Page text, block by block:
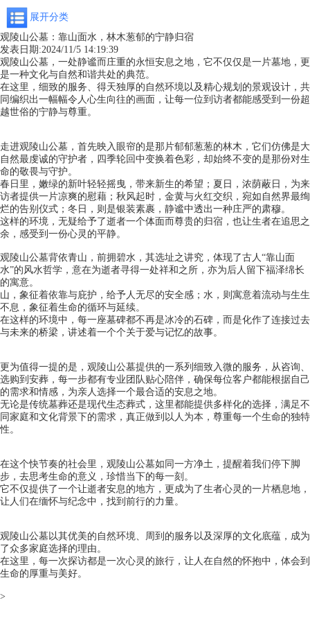
展开分类
观陵山公墓：靠山面水，林木葱郁的宁静归宿
发表日期:2024/11/5 14:19:39
观陵山公墓，一处静谧而庄重的永恒安息之地，它不仅仅是一片墓地，更
是一种文化与自然和谐共处的典范。
在这里，细致的服务、得天独厚的自然环境以及精心规划的景观设计，共
同编织出一幅幅令人心生向往的画面，让每一位到访者都能感受到一份超
越世俗的宁静与尊重。
走进观陵山公墓 ，首先映入眼帘的是那片郁郁葱葱的林木，它们仿佛是大
自然最虔诚的守护者，四季轮回中变换着色彩，却始终不变的是那份对生
命的敬畏与守护。
春日里，嫩绿的新叶轻轻摇曳，带来新生的希望；夏日，浓荫蔽日，为来
访者提供一片凉爽的慰藉；秋风起时，金黄与火红交织，宛如自然界最绚
烂的告别仪式；冬日，则是银装素裹，静谧中透出一种庄严的肃穆。
这样的环境，无疑给予了逝者一个体面而尊贵的归宿，也让生者在追思之
余，感受到一份心灵的平静。
观陵山公墓背依青山，前拥碧水，其选址之讲究，体现了古人“靠山面
水”的风水哲学，意在为逝者寻得一处祥和之所，亦为后人留下福泽绵长
的寓意。
山，象征着依靠与庇护，给予人无尽的安全感；水，则寓意着流动与生生
不息，象征着生命的循环与延续。
在这样的环境中，每一座墓碑都不再是冰冷的石碑，而是化作了连接过去
与未来的桥梁，讲述着一个个关于爱与记忆的故事。
更为值得一提的是， 观陵山公墓提供的一系列细致入微的服务，从咨询、
选购到安葬，每一步都有专业团队贴心陪伴，确保每位客户都能根据自己
的需求和情感，为亲人选择一个最合适的安息之地。
无论是传统墓葬还是现代生态葬式，这里都能提供多样化的选择，满足不
同家庭和文化背景下的需求，真正做到以人为本，尊重每一个生命的独特
性。
在这个快节奏的社会里， 观陵山公墓如同一方净土，提醒着我们停下脚
步，去思考生命的意义，珍惜当下的每一刻。
它不仅提供了一个让逝者安息的地方，更成为了生者心灵的一片栖息地，
让人们在缅怀与纪念中，找到前行的力量。
观陵山公墓以其优美的自然环境、周到的服务以及深厚的文化底蕴，成为
了众多家庭选择的理由。
在这里，每一次探访都是一次心灵的旅行，让人在自然的怀抱中，体会到
生命的厚重与美好。
>